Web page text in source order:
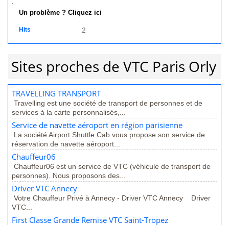
Un problème ? Cliquez ici
Hits 2
Sites proches de VTC Paris Orly
TRAVELLING TRANSPORT
Travelling est une société de transport de personnes et de
services à la carte personnalisés,...
Service de navette aéroport en région parisienne
La société Airport Shuttle Cab vous propose son service de
réservation de navette aéroport...
Chauffeur06
Chauffeur06 est un service de VTC (véhicule de transport de
personnes). Nous proposons des...
Driver VTC Annecy
Votre Chauffeur Privé à Annecy - Driver VTC Annecy Driver
VTC...
First Classe Grande Remise VTC Saint-Tropez